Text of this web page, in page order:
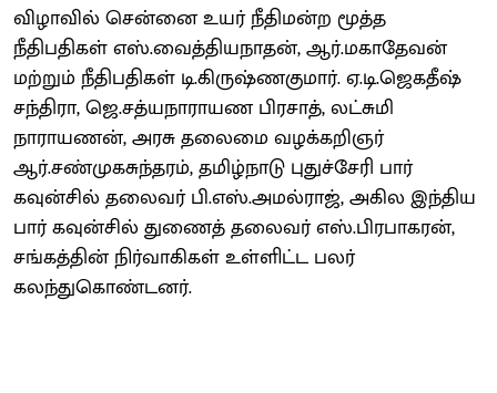
விழாவில் சென்னை உயர் நீதிமன்ற மூத்த
நீதிபதிகள் எஸ்.வைத்தியநாதன், ஆர்.மகாதேவன்
மற்றும் நீதிபதிகள் டி.கிருஷ்ணகுமார். ஏ.டி.ஜெகதீஷ்
சந்திரா, ஜெ.சத்யநாராயண பிரசாத், லட்சுமி
நாராயணன், அரசு தலைமை வழக்கறிஞர்
ஆர்.சண்முகசுந்தரம், தமிழ்நாடு புதுச்சேரி பார்
கவுன்சில் தலைவர் பி.எஸ்.அமல்ராஜ், அகில இந்திய
பார் கவுன்சில் துணைத் தலைவர் எஸ்.பிரபாகரன்,
சங்கத்தின் நிர்வாகிகள் உள்ளிட்ட பலர்
கலந்துகொண்டனர்.